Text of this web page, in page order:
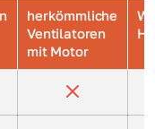
herkömmliche
Ventilatoren
mit Motor